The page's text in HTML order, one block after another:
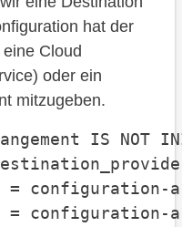
hat der
Cloud
oder ein
mitzugeben.
IS NOT